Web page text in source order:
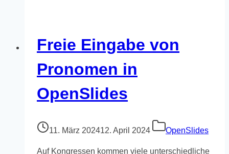
Freie Eingabe von
Pronomen in
OpenSlides
11. März 202412. April 2024 OpenSlides
Auf Kongressen kommen viele unterschiedliche